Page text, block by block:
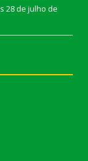
28 de julho de